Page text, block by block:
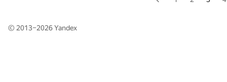
© 2013–2026Yandex